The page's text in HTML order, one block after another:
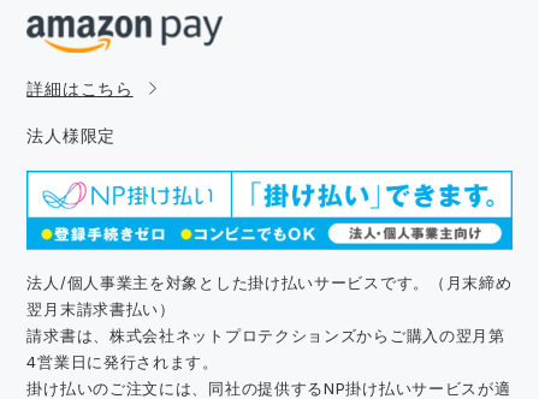
詳細はこちら
法人様限定
法人/個人事業主を対象とした掛け払いサービスです。（月末締め
翌月末請求書払い）
請求書は、株式会社ネットプロテクションズからご購入の翌月第
4営業日に発行されます。
掛け払いのご注文には、同社の提供するNP掛け払いサービスが適